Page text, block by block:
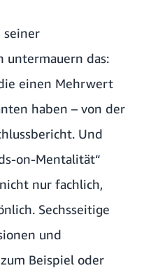
seiner
untermauern das:
einen Mehrwert
haben – von der
Und
on-Mentalität“
nur fachlich,
Sechsseitige
und
Beispiel oder